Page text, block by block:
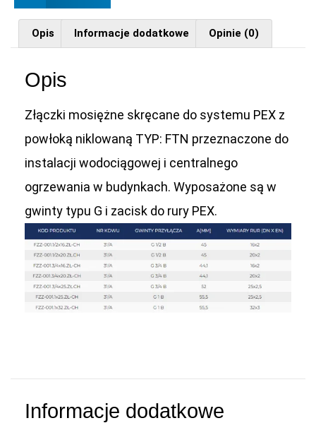
Opis Informacje dodatkowe Opinie (0)
Opis
Złączki mosiężne skręcane do systemu PEX z
powłoką niklowaną TYP: FTN przeznaczone do
instalacji wodociągowej i centralnego
ogrzewania w budynkach. Wyposażone są w
gwinty typu G i zacisk do rury PEX.
Informacje dodatkowe